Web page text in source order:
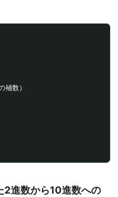
数）
2進数から10進数への